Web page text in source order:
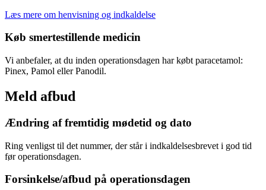
Læs mere om henvisning og indkaldelse
Køb smertestillende medicin
Vi anbefaler, at du inden operationsdagen har købt paracetamol:
Pinex, Pamol eller Panodil.
Meld afbud
Ændring af fremtidig mødetid og dato
Ring venligst til det nummer, der står i indkaldelsesbrevet i god tid
før operationsdagen.
Forsinkelse/afbud på operationsdagen